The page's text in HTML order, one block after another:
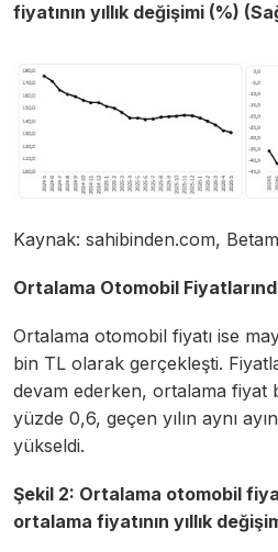
fiyatının yıllık değişimi (%)
Kaynak: sahibinden.com, Betam
Ortalama Otomobil
Ortalama otomobil fiyatı ise
bin TL olarak gerçekleşti.
devam ederken, ortalama fiyat
yüzde 0,6, geçen yılın aynı
yükseldi.
Şekil 2: Ortalama otomobil
ortalama fiyatının yıllık